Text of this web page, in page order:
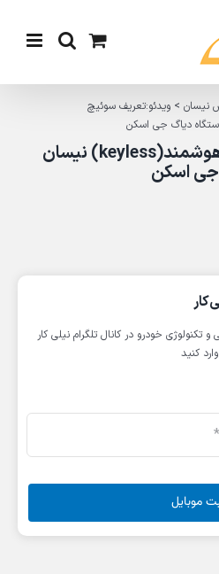
نیسان> ویدئو:تعریف سوئیچ
ویدئو:تعریف سوئیچ هوشمند(keyless) نیسان
جی اسکن
خودرو در کانال تلگرام نیلی کار
کنید
موبایل